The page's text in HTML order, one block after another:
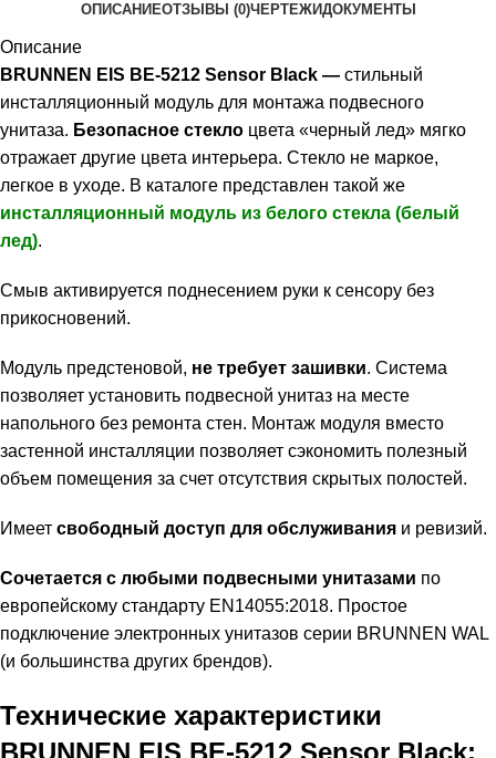
ОПИСАНИЕОТЗЫВЫ (0)ЧЕРТЕЖИДОКУМЕНТЫ
Описание
BRUNNEN EIS BE-5212 Sensor Black — стильный
инсталляционный модуль для монтажа подвесного
унитаза. Безопасное стекло цвета «черный лед» мягко
отражает другие цвета интерьера. Стекло не маркое,
легкое в уходе. В каталоге представлен такой же
инсталляционный модуль из белого стекла (белый
лед).
Смыв активируется поднесением руки к сенсору без
прикосновений.
Модуль предстеновой, не требует зашивки. Система
позволяет установить подвесной унитаз на месте
напольного без ремонта стен. Монтаж модуля вместо
застенной инсталляции позволяет сэкономить полезный
объем помещения за счет отсутствия скрытых полостей.
Имеет свободный доступ для обслуживания и ревизий.
Сочетается с любыми подвесными унитазами по
европейскому стандарту EN14055:2018. Простое
подключение электронных унитазов серии BRUNNEN WAL
(и большинства других брендов).
Технические характеристики
BRUNNEN EIS BE-5212 Sensor Black: